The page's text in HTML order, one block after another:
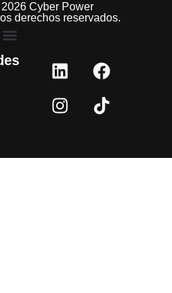
Cyber Power
derechos reservados.